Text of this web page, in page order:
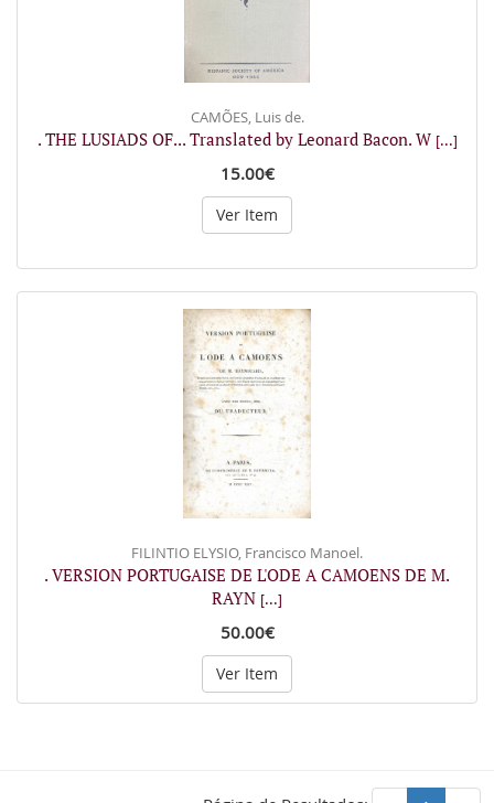
CAMÕES, Luis de.
. THE LUSIADS OF... Translated by Leonard Bacon. W [...]
15.00€
Ver Item
FILINTIO ELYSIO, Francisco Manoel.
. VERSION PORTUGAISE DE L'ODE A CAMOENS DE M.
RAYN [...]
50.00€
Ver Item